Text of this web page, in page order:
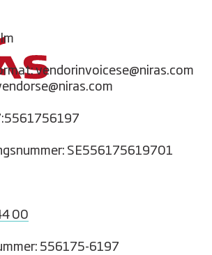
vendorinvoicese@niras.com
SE556175619701
00
556175-6197